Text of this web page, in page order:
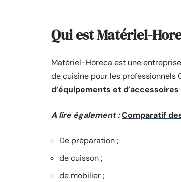
Qui est Matériel-
Matériel-Horeca est une
de cuisine pour les professionnels
d’équipements et d’accessoires
A lire également :Comparatif
De préparation ;
de cuisson ;
de mobilier ;